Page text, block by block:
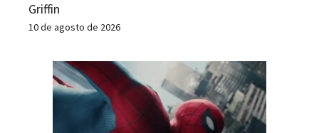
Griffin
10 de agosto de 2026